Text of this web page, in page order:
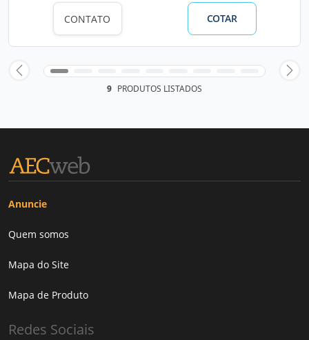
CONTATO COTAR
9 PRODUTOS LISTADOS
Anuncie
Quem somos
Mapa do Site
Mapa de Produto
Redes Sociais